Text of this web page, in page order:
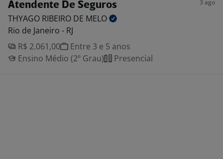
Atendente De Seguros 3 ago
THYAGO RIBEIRO DE MELO
Rio de Janeiro - RJ
R$ 2.061,00
Entre 3 e 5 anos
Ensino Médio (2º Grau)
Presencial